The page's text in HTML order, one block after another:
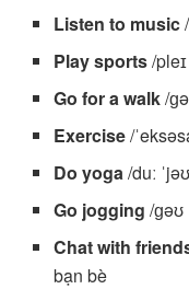
Listen to music
Play sports/
Go for a walk/
Exercise/
Do yoga/duː
Go jogging /ɡəʊ
Chat with
bạn bè